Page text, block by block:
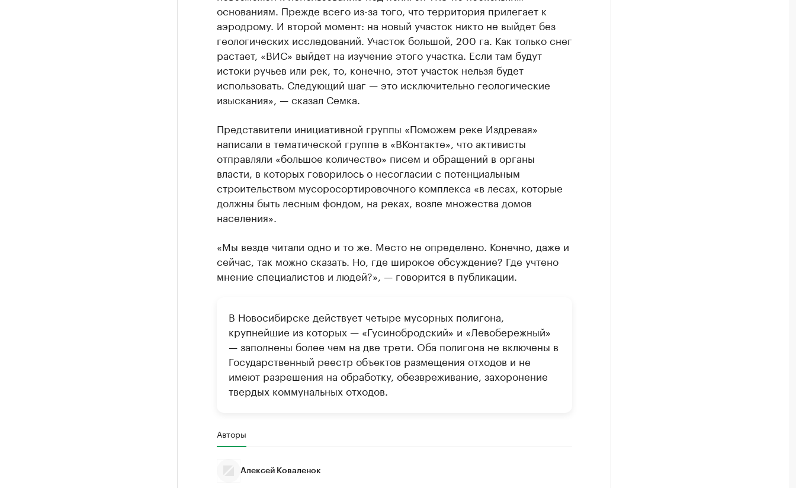
основаниям. Прежде всего из-за того, что территория прилегает к
аэродрому. И второй момент: на новый участок никто не выйдет без
геологических исследований. Участок большой, 200 га. Как только снег
растает, «ВИС» выйдет на изучение этого участка. Если там будут
истоки ручьев или рек, то, конечно, этот участок нельзя будет
использовать. Следующий шаг — это исключительно геологические
изыскания», — сказал Семка.
Представители инициативной группы «Поможем реке Издревая»
написали в тематической группе в «ВКонтакте», что активисты
отправляли «большое количество» писем и обращений в органы
власти, в которых говорилось о несогласии с потенциальным
строительством мусоросортировочного комплекса «в лесах, которые
должны быть лесным фондом, на реках, возле множества домов
населения».
«Мы везде читали одно и то же. Место не определено. Конечно, даже и
сейчас, так можно сказать. Но, где широкое обсуждение? Где учтено
мнение специалистов и людей?», — говорится в публикации.
В Новосибирске действует четыре мусорных полигона,
крупнейшие из которых — «Гусинобродский» и «Левобережный»
— заполнены более чем на две трети. Оба полигона не включены в
Государственный реестр объектов размещения отходов и не
имеют разрешения на обработку, обезвреживание, захоронение
твердых коммунальных отходов.
Авторы
Алексей Коваленок